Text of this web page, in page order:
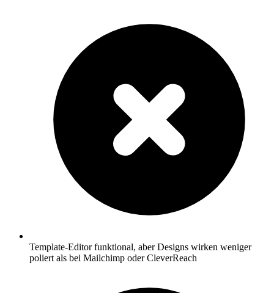
Template-Editor funktional, aber Designs wirken weniger
poliert als bei Mailchimp oder CleverReach